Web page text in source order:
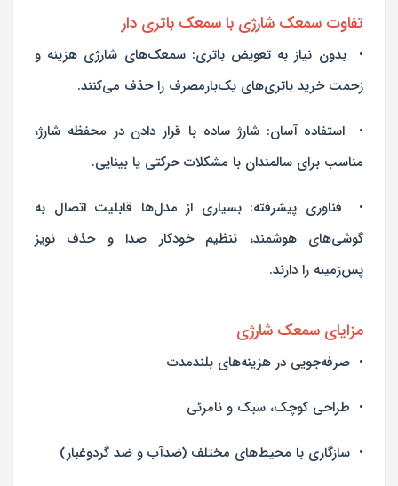
تفاوت سمعک شارژی با سمعک باتری دار
• بدون نیاز به تعویض باتری: سمعک‌های شارژی هزینه و
زحمت خرید باتری‌های یک‌بارمصرف را حذف می‌کنند.
• استفاده آسان: شارژ ساده با قرار دادن در محفظه شارژ،
مناسب برای سالمندان با مشکلات حرکتی یا بینایی.
• فناوری پیشرفته: بسیاری از مدل‌ها قابلیت اتصال به
گوشی‌های هوشمند، تنظیم خودکار صدا و حذف نویز
پس‌زمینه را دارند.
مزایای سمعک شارژی
• صرفه‌جویی در هزینه‌های بلندمدت
• طراحی کوچک، سبک و نامرئی
• سازگاری با محیط‌های مختلف (ضدآب و ضد گردوغبار)